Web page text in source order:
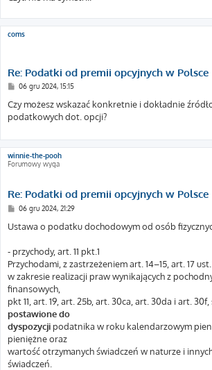
coms
Re: Podatki od premii opcyjnych w Polsce
P
s
t
06 gru 2024, 15:15
Czy możesz wskazać konkretnie i dokładnie
podatkowych dot. opcji?
winnie-the-pooh
Forumowy wyga
Re: Podatki od premii opcyjnych w Polsce
P
s
t
06 gru 2024, 21:29
Ustawa o podatku dochodowym od osób
- przychody, art. 11 pkt.1
Przychodami, z zastrzeżeniem art. 14–15, art. 17
w zakresie realizacji praw wynikających z
finansowych,
pkt 11, art. 19, art. 25b, art. 30ca, art. 30da i art. 30f,
postawione do
dyspozycji podatnika w roku kalendarzowym
pieniężne oraz
wartość otrzymanych świadczeń w naturze i
świadczeń.